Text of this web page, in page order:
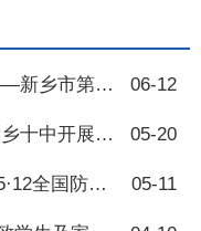
等问题积极研讨、交流
不少同学结合自身日常
惯主动反思，纷纷表示
解才意识到甜食、久
夜对身体的伤害，现场
氛围浓厚。 王医师总
少年肥胖三大诱因：高
眠不足扰乱身体激素。
治教育专题讲座 06-12
救互救专项培训 05-20
家长的一封信 05-11